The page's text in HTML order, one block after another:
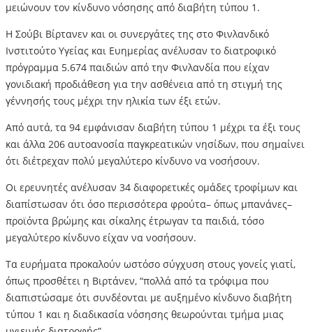
μειώνουν τον κίνδυνο νόσησης από διαβήτη τύπου 1.
Η Σούβι Βίρτανεν και οι συνεργάτες της στο Φινλανδικό
Ινστιτούτο Υγείας και Ευημερίας ανέλυσαν το διατροφικό
πρόγραμμα 5.674 παιδιών από την Φινλανδία που είχαν
γονιδιακή προδιάθεση για την ασθένεια από τη στιγμή της
γέννησής τους μέχρι την ηλικία των έξι ετών.
Από αυτά, τα 94 εμφάνισαν διαβήτη τύπου 1 μέχρι τα έξι τους
και άλλα 206 αυτοανοσία παγκρεατικών νησίδων, που σημαίνει
ότι διέτρεχαν πολύ μεγαλύτερο κίνδυνο να νοσήσουν.
Οι ερευνητές ανέλυσαν 34 διαφορετικές ομάδες τροφίμων και
διαπίστωσαν ότι όσο περισσότερα φρούτα– όπως μπανάνες–
προϊόντα βρώμης και σίκαλης έτρωγαν τα παιδιά, τόσο
μεγαλύτερο κίνδυνο είχαν να νοσήσουν.
Τα ευρήματα προκαλούν ωστόσο σύγχυση στους γονείς γιατί,
όπως προσθέτει η Βιρτάνεν, “πολλά από τα τρόφιμα που
διαπιστώσαμε ότι συνδέονται με αυξημένο κίνδυνο διαβήτη
τύπου 1 και η διαδικασία νόσησης θεωρούνται τμήμα μιας